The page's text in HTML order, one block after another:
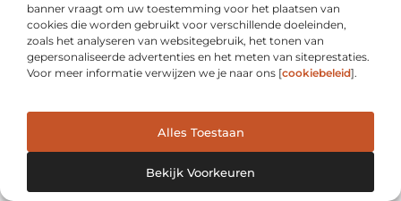
banner vraagt om uw toestemming voor het plaatsen van
cookies die worden gebruikt voor verschillende doeleinden,
zoals het analyseren van websitegebruik, het tonen van
gepersonaliseerde advertenties en het meten van siteprestaties.
Voor meer informatie verwijzen we je naar ons [cookiebeleid].
Alles Toestaan
Bekijk Voorkeuren
Ontdek de prachtige bezienswaardigheden van
Sittard en de opwinding van chiptuning
Sittard, een charmante stad in de provincie Limburg, staat
bekend om zijn rijke geschiedenis, pittoreske straten en
diverse bezienswaardigheden. Of je nu een